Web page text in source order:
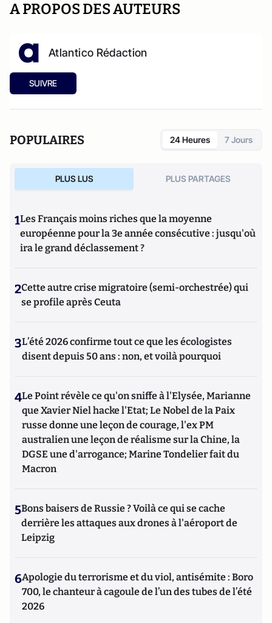
A PROPOS DES AUTEURS
Atlantico Rédaction
SUIVRE
POPULAIRES 24 Heures 7 Jours
PLUS LUS PLUS PARTAGES
1Les Français moins riches que la moyenne
européenne pour la 3e année consécutive : jusqu'où
ira le grand déclassement ?
2Cette autre crise migratoire (semi-orchestrée) qui
se profile après Ceuta
3L’été 2026 confirme tout ce que les écologistes
disent depuis 50 ans : non, et voilà pourquoi
4Le Point révèle ce qu'on sniffe à l'Elysée, Marianne
que Xavier Niel hacke l'Etat; Le Nobel de la Paix
russe donne une leçon de courage, l'ex PM
australien une leçon de réalisme sur la Chine, la
DGSE une d'arrogance; Marine Tondelier fait du
Macron
5Bons baisers de Russie ? Voilà ce qui se cache
derrière les attaques aux drones à l'aéroport de
Leipzig
6Apologie du terrorisme et du viol, antisémite : Boro
700, le chanteur à cagoule de l’un des tubes de l’été
2026